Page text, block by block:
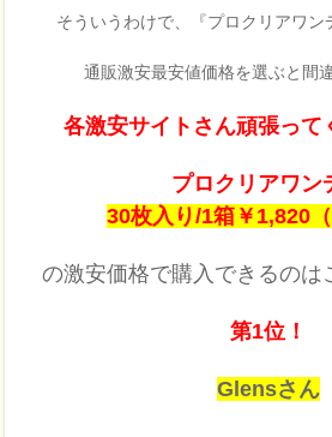
そういうわけで、『プロクリアワ
通販激安最安値価格を選ぶと間
各激安サイトさん頑張って
プロクリアワン
30枚入り/1箱￥1,820（
の激安価格で購入できるの
第1位！
Glensさん